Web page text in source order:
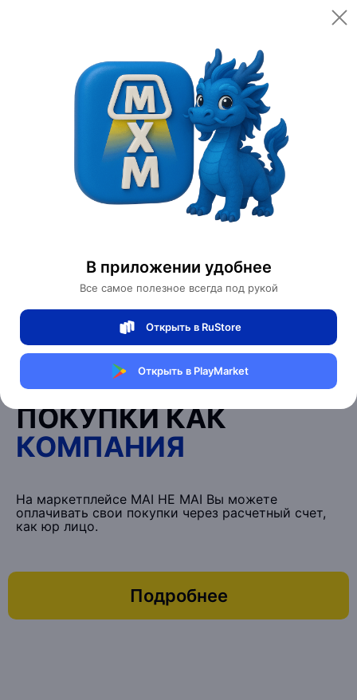
В приложении удобнее
Все самое полезное всегда под рукой
Открыть в RuStore
Открыть в PlayMarket
ОПЛАТИТЬ
ПОКУПКИ КАК
КОМПАНИЯ
На маркетплейсе MAI HE MAI Вы можете
оплачивать свои покупки через расчетный счет,
как юр лицо.
Подробнее